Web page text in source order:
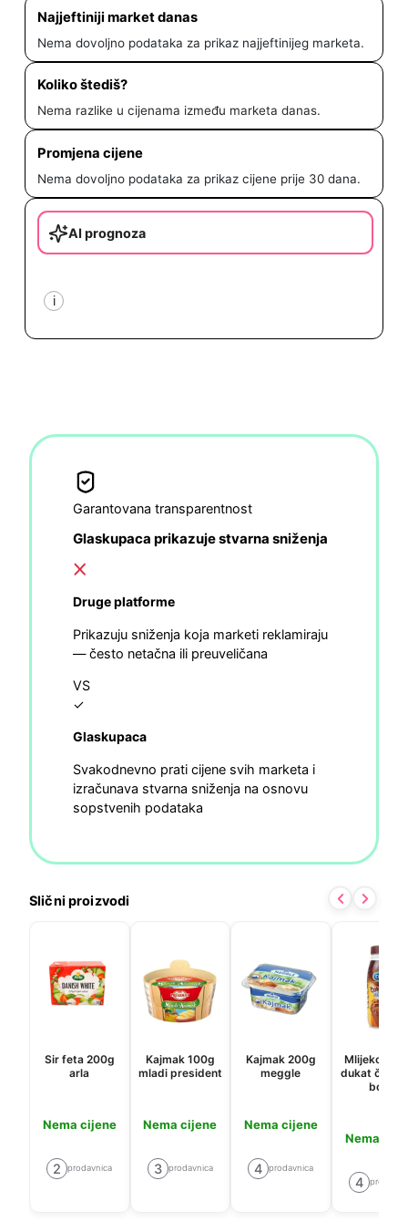
Najjeftiniji market danas
Nema dovoljno podataka za prikaz najjeftinijeg marketa.
Koliko štediš?
Nema razlike u cijenama između marketa danas.
Promjena cijene
Nema dovoljno podataka za prikaz cijene prije 30 dana.
AI prognoza
i
Garantovana transparentnost
Glaskupaca prikazuje stvarna sniženja
Druge platforme
Prikazuju sniženja koja marketi reklamiraju
— često netačna ili preuveličana
VS
✓
Glaskupaca
Svakodnevno prati cijene svih marketa i
izračunava stvarna sniženja na osnovu
sopstvenih podataka
Slični proizvodi
Sir feta 200g
arla
Nema cijene
2 prodavnica
Kajmak 100g
mladi president
Nema cijene
3 prodavnica
Kajmak 200g
meggle
Nema cijene
4 prodavnica
Mlijeko
dukat
boca
Nema
4